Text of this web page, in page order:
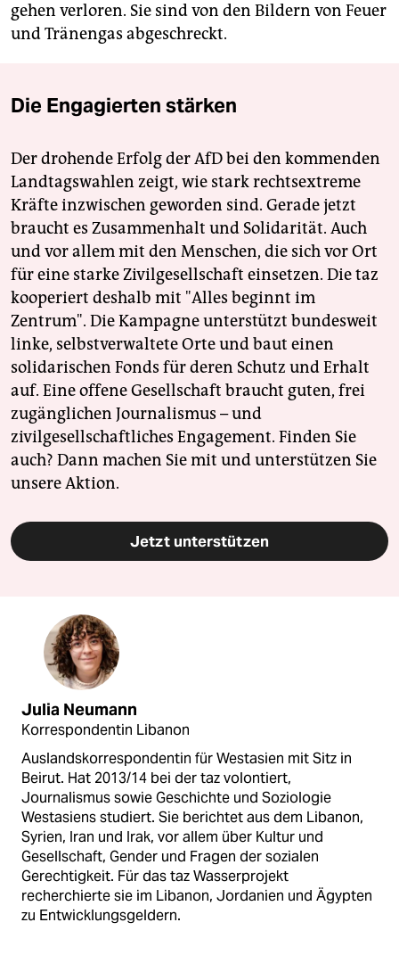
gehen verloren. Sie sind von den Bildern von Feuer
und Tränengas abgeschreckt.
Die Engagierten stärken
Der drohende Erfolg der AfD bei den kommenden
Landtagswahlen zeigt, wie stark rechtsextreme
Kräfte inzwischen geworden sind. Gerade jetzt
braucht es Zusammenhalt und Solidarität. Auch
und vor allem mit den Menschen, die sich vor Ort
für eine starke Zivilgesellschaft einsetzen. Die taz
kooperiert deshalb mit "Alles beginnt im
Zentrum". Die Kampagne unterstützt bundesweit
linke, selbstverwaltete Orte und baut einen
solidarischen Fonds für deren Schutz und Erhalt
auf. Eine offene Gesellschaft braucht guten, frei
zugänglichen Journalismus – und
zivilgesellschaftliches Engagement. Finden Sie
auch? Dann machen Sie mit und unterstützen Sie
unsere Aktion.
Jetzt unterstützen
Julia Neumann
Korrespondentin Libanon
Auslandskorrespondentin für Westasien mit Sitz in
Beirut. Hat 2013/14 bei der taz volontiert,
Journalismus sowie Geschichte und Soziologie
Westasiens studiert. Sie berichtet aus dem Libanon,
Syrien, Iran und Irak, vor allem über Kultur und
Gesellschaft, Gender und Fragen der sozialen
Gerechtigkeit. Für das taz Wasserprojekt
recherchierte sie im Libanon, Jordanien und Ägypten
zu Entwicklungsgeldern.